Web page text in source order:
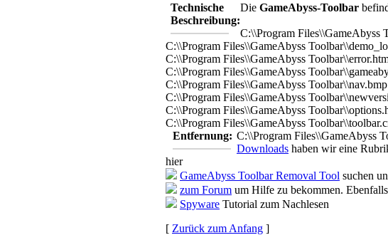
Technische
Beschreibung:
Die GameAbyss-Toolbar
C:\\Program Files\\GameAbyss
C:\\Program Files\\GameAbyss
C:\\Program Files\\GameAbyss
C:\\Program Files\\GameAbyss
C:\\Program Files\\GameAbyss Toolbar\\nav.bmp
C:\\Program Files\\GameAbyss
C:\\Program Files\\GameAbyss
C:\\Program Files\\GameAbyss
C:\\Program Files\\GameAbyss
Entfernung:
Downloads haben wir eine
hier
GameAbyss Toolbar Removal Tool suchen
zum Forum um Hilfe zu bekommen.
Spyware Tutorial zum Nachlesen
[ Zurück zum Anfang ]